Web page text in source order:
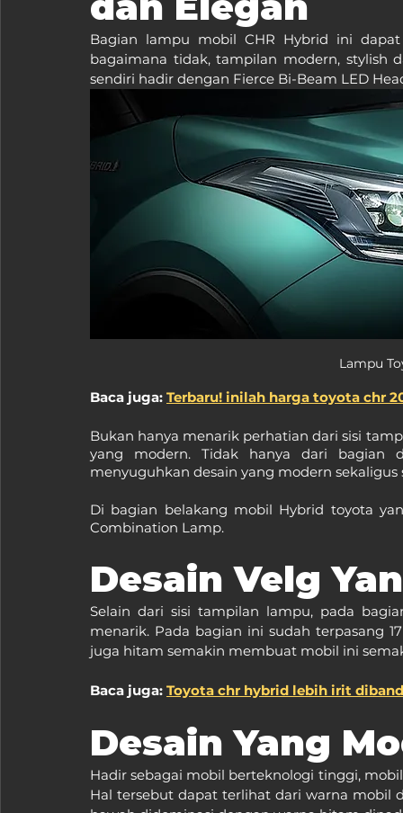
Bagian lampu mobil CHR Hybrid ini
bagaimana tidak, tampilan modern, stylish
sendiri hadir dengan Fierce Bi-Beam LED
Lampu
Baca juga: Terbaru! inilah harga toyota chr
Bukan hanya menarik perhatian dari sisi
yang modern. Tidak hanya dari bagian
menyuguhkan desain yang modern sekaligus
Di bagian belakang mobil Hybrid toyota
Combination Lamp.
Desain Velg
Selain dari sisi tampilan lampu, pada
menarik. Pada bagian ini sudah terpasang
juga hitam semakin membuat mobil ini
Baca juga: Toyota chr hybrid lebih irit
Desain Yang
Hadir sebagai mobil berteknologi tinggi,
Hal tersebut dapat terlihat dari warna mobil